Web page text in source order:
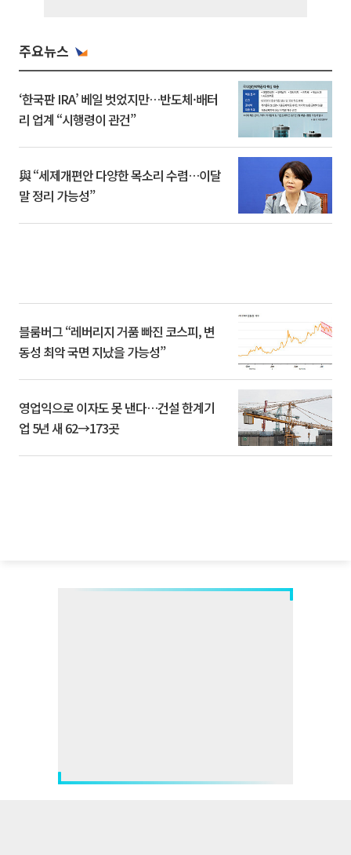
주요뉴스
‘한국판 IRA’ 베일 벗었지만…반도체·배터
리 업계 “시행령이 관건”
與 “세제개편안 다양한 목소리 수렴…이달
말 정리 가능성”
블룸버그 “레버리지 거품 빠진 코스피, 변
동성 최악 국면 지났을 가능성”
영업익으로 이자도 못 낸다…건설 한계기
업 5년 새 62→173곳